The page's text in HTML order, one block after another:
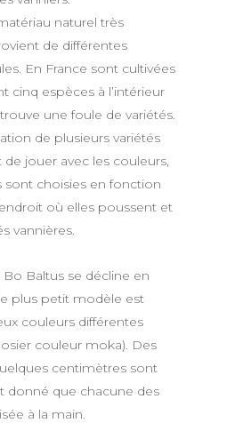
naturel très
de différentes
En France sont cultivées
cinq espèces à l’intérieur
une foule de variétés.
de plusieurs variétés
de jouer avec les couleurs,
sont choisies en fonction
où elles poussent et
vannières.
Baltus se décline en
plus petit modèle est
couleurs différentes
couleur moka). Des
centimètres sont
donné que chacune des
à la main.